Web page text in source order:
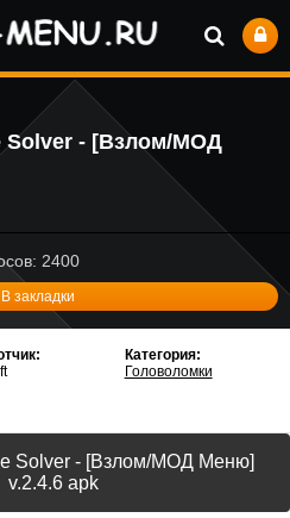
Solver - [Взлом/МОД
2400
В закладки
Категория:
Головоломки
Solver - [Взлом/МОД Меню]
v.2.4.6 apk